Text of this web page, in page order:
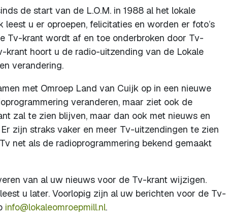
de start van de L.O.M. in 1988 al het lokale
u er oproepen, felicitaties en worden er foto’s
Tv-krant wordt af en toe onderbroken door Tv-
hoort u de radio-uitzending van de Lokale
verandering.
met Omroep Land van Cuijk op in een nieuwe
veranderen, maar ziet ook de
zal te zien blijven, maar dan ook met nieuws en
zijn straks vaker en meer Tv-uitzendingen te zien
net als de radioprogrammering bekend gemaakt
van al uw nieuws voor de Tv-krant wijzigen.
u later. Voorlopig zijn al uw berichten voor de Tv-
info@lokaleomroepmill.nl.